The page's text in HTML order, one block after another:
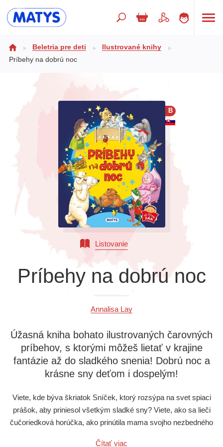
Doplnkový sortiment
Populárno - náučné pre deti
Výchova a pedagogika
Všetky kategórie
Beletria pre deti
Ilustrované knihy
Príbehy na dobrú noc
B
Listovanie
Príbehy na dobrú noc
Annalisa Lay
Úžasná kniha bohato ilustrovaných čarovných
príbehov, s ktorými môžeš lietať v krajine
fantázie až do sladkého snenia! Dobrú noc a
krásne sny deťom i dospelým!
Viete, kde býva škriatok Sníček, ktorý rozsýpa na svet spiaci
prášok, aby priniesol všetkým sladké sny? Viete, ako sa lieči
čučoriedková horúčka, ako prinútila mama svojho nezbedného
Čítať viac